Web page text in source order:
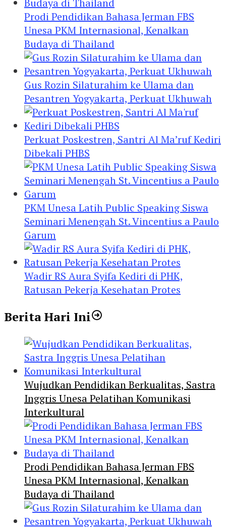
Prodi Pendidikan Bahasa Jerman FBS
Unesa PKM Internasional, Kenalkan
Budaya di Thailand
Gus Rozin Silaturahim ke Ulama dan
Pesantren Yogyakarta, Perkuat Ukhuwah
Perkuat Poskestren, Santri Al Ma’ruf Kediri
Dibekali PHBS
PKM Unesa Latih Public Speaking Siswa
Seminari Menengah St. Vincentius a Paulo
Garum
Wadir RS Aura Syifa Kediri di PHK,
Ratusan Pekerja Kesehatan Protes
Berita Hari Ini
Wujudkan Pendidikan Berkualitas, Sastra
Inggris Unesa Pelatihan Komunikasi
Interkultural
Prodi Pendidikan Bahasa Jerman FBS
Unesa PKM Internasional, Kenalkan
Budaya di Thailand